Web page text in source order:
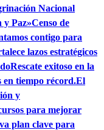
Nacional
y Paz»Censo de
contigo para
lazos estratégicos
Rescate exitoso en la
en tiempo récord.El
y
para mejorar
plan clave para